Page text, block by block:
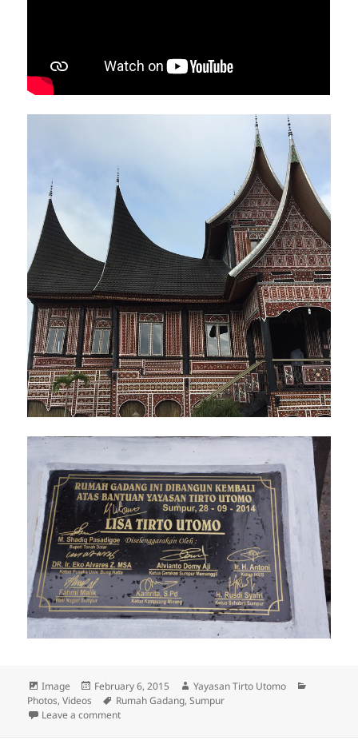
Format
Image
Posted
on
February 6, 2015 Author
Yayasan Tirto Utomo
Photos,Videos Tags
Rumah Gadang,Sumpur
Leave a comment